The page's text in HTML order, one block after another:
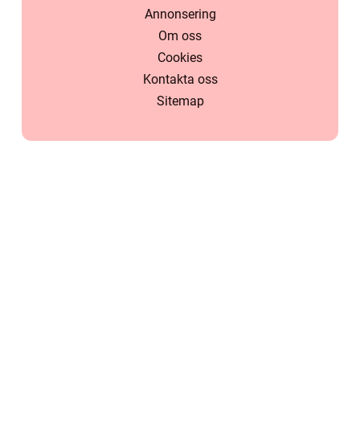
Annonsering
Om oss
Cookies
Kontakta oss
Sitemap